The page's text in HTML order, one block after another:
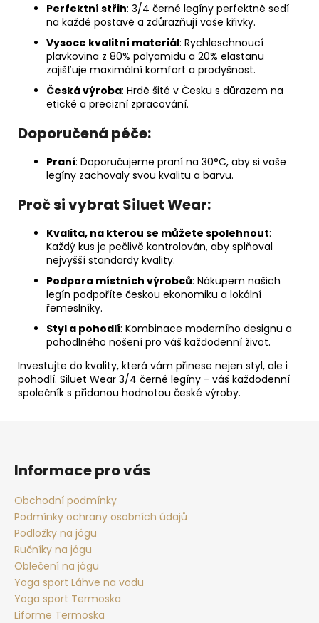
Perfektní střih: 3/4 černé legíny perfektně sedí
na každé postavě a zdůrazňují vaše křivky.
Vysoce kvalitní materiál: Rychleschnoucí
plavkovina z 80% polyamidu a 20% elastanu
zajišťuje maximální komfort a prodyšnost.
Česká výroba: Hrdě šité v Česku s důrazem na
etické a precizní zpracování.
Doporučená péče:
Praní: Doporučujeme praní na 30°C, aby si vaše
legíny zachovaly svou kvalitu a barvu.
Proč si vybrat Siluet Wear:
Kvalita, na kterou se můžete spolehnout:
Každý kus je pečlivě kontrolován, aby splňoval
nejvyšší standardy kvality.
Podpora místních výrobců: Nákupem našich
legín podpoříte českou ekonomiku a lokální
řemeslníky.
Styl a pohodlí: Kombinace moderního designu a
pohodlného nošení pro váš každodenní život.
Investujte do kvality, která vám přinese nejen styl, ale i
pohodlí. Siluet Wear 3/4 černé legíny - váš každodenní
společník s přidanou hodnotou české výroby.
Z
Informace pro vás
Obchodní podmínky
Podmínky ochrany osobních údajů
Podložky na jógu
Ručníky na jógu
Oblečení na jógu
Yoga sport Láhve na vodu
Yoga sport Termoska
Liforme Termoska